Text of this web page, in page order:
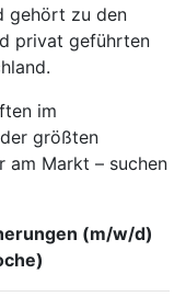
gehört zu den
privat geführten
im
größten
am Markt – suchen
(m/w/d)